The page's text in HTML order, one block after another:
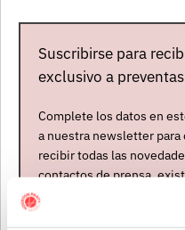
DIGITALISM
Madrid
Lab / Wagon
31 OCT. 2026
Barcelona
Suscribirse para
exclusivo a
Complete los datos en
a nuestra newsletter
recibir todas las
contactos de prensa,
formar parte de ella,